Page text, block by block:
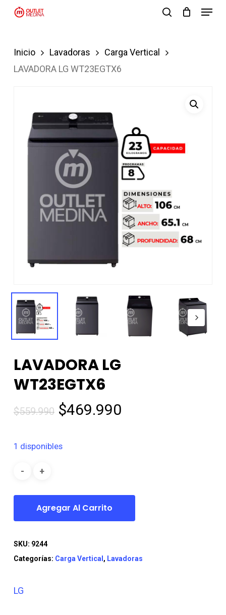
Skip
content
Menu
Inicio Lavadoras
Carga Vertical
LAVADORA LG WT23EGTX6
LAVADORA LG
WT23EGTX6
$559.990 El
era:
$469.990El
1 disponibles
Agregar Al Carrito
SKU: 9244
Categorías: Carga Vertical , Lavadoras
LG